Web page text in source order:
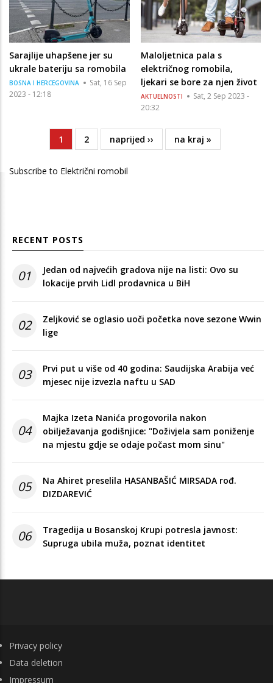
Sarajlije uhapšene jer su
ukrale bateriju sa romobila
BOSNA I HERCEGOVINA
Sat, 16 Sep
2023 - 12:18
Maloljetnica pala s
električnog romobila,
ljekari se bore za njen život
AKTUELNOSTI
Sat, 2 Sep 2023 -
20:32
PaginationCurrent
page
1 Page
2
Next
page
naprijed ››
Last
page
na kraj »
Subscribe to Električni romobil
RECENT POSTS
01
Jedan od najvećih gradova nije na listi: Ovo su
lokacije prvih Lidl prodavnica u BiH
02
Zeljković se oglasio uoči početka nove sezone Wwin
lige
03
Prvi put u više od 40 godina: Saudijska Arabija već
mjesec nije izvezla naftu u SAD
04
Majka Izeta Nanića progovorila nakon
obilježavanja godišnjice: "Doživjela sam poniženje
na mjestu gdje se odaje počast mom sinu"
05
Na Ahiret preselila HASANBAŠIĆ MIRSADA rođ.
DIZDAREVIĆ
06
Tragedija u Bosanskoj Krupi potresla javnost:
Supruga ubila muža, poznat identitet
FOOTER
Privacy policy
Data deletion
Impressum